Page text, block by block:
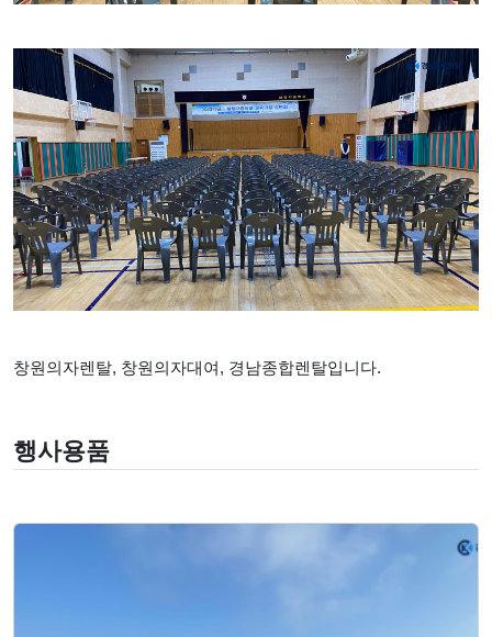
창원의자렌탈, 창원의자대여, 경남종합렌탈입니다.
행사용품